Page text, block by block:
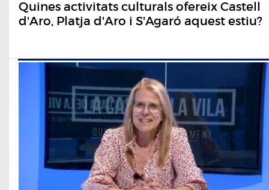
Quines activitats culturals ofereix Castell
d'Aro, Platja d'Aro i S'Agaró aquest estiu?